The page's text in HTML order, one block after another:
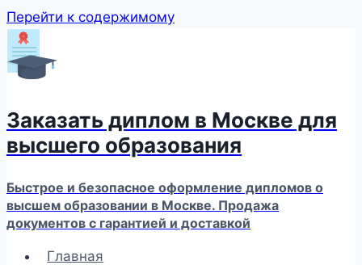
Перейти к содержимому
Заказать диплом в Москве для
высшего образования
Быстрое и безопасное оформление дипломов о
высшем образовании в Москве. Продажа
документов с гарантией и доставкой
Главная